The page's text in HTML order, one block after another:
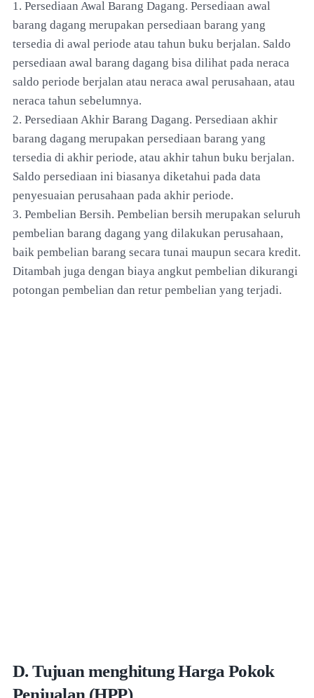
1. Persediaan Awal Barang Dagang. Persediaan awal
barang dagang merupakan persediaan barang yang
tersedia di awal periode atau tahun buku berjalan. Saldo
persediaan awal barang dagang bisa dilihat pada neraca
saldo periode berjalan atau neraca awal perusahaan, atau
neraca tahun sebelumnya.
2. Persediaan Akhir Barang Dagang. Persediaan akhir
barang dagang merupakan persediaan barang yang
tersedia di akhir periode, atau akhir tahun buku berjalan.
Saldo persediaan ini biasanya diketahui pada data
penyesuaian perusahaan pada akhir periode.
3. Pembelian Bersih. Pembelian bersih merupakan seluruh
pembelian barang dagang yang dilakukan perusahaan,
baik pembelian barang secara tunai maupun secara kredit.
Ditambah juga dengan biaya angkut pembelian dikurangi
potongan pembelian dan retur pembelian yang terjadi.
D. Tujuan menghitung Harga Pokok
Penjualan (HPP)